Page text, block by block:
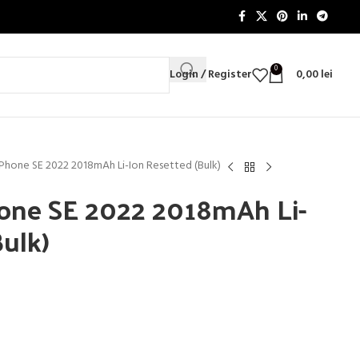
Login / Register 0 0,00lei
SE 2022 2018mAh Li-Ion Resetted (Bulk)
SE 2022 2018mAh Li-